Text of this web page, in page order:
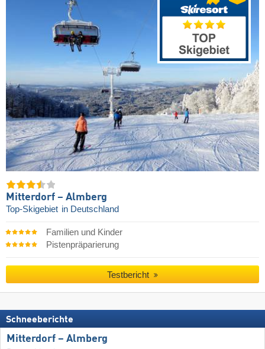
Mitterdorf – Almberg
Top-Skigebiet in Deutschland
Familien und Kinder
Pistenpräparierung
Testbericht
Schneeberichte
Mitterdorf – Almberg